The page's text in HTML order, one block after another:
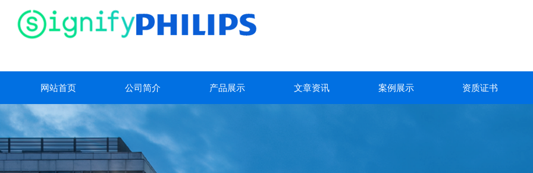
网站首页 公司简介 产品展示 文章资讯 案例展示 资质证书